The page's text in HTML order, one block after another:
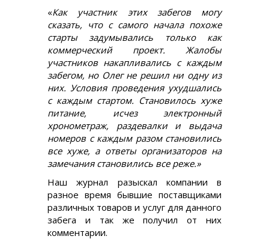
«Как участник этих забегов могу
сказать, что c самого начала похоже
старты задумывались только как
коммерческий проект. Жалобы
участников накапливались с каждым
забегом, но Олег не решил ни одну из
них. Условия проведения ухудшались
с каждым стартом. Становилось хуже
питание, исчез электронный
хронометраж, раздевалки и выдача
номеров с каждым разом становились
все хуже, а ответы организаторов на
замечания становились все реже.»
Наш журнал разыскал компании в
разное время бывшие поставщиками
различных товаров и услуг для данного
забега и так же получил от них
комментарии.